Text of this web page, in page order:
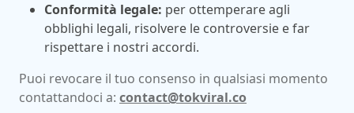
Conformità legale: per ottemperare agli
obblighi legali, risolvere le controversie e far
rispettare i nostri accordi.
Puoi revocare il tuo consenso in qualsiasi momento
contattandoci a: contact@tokviral.co